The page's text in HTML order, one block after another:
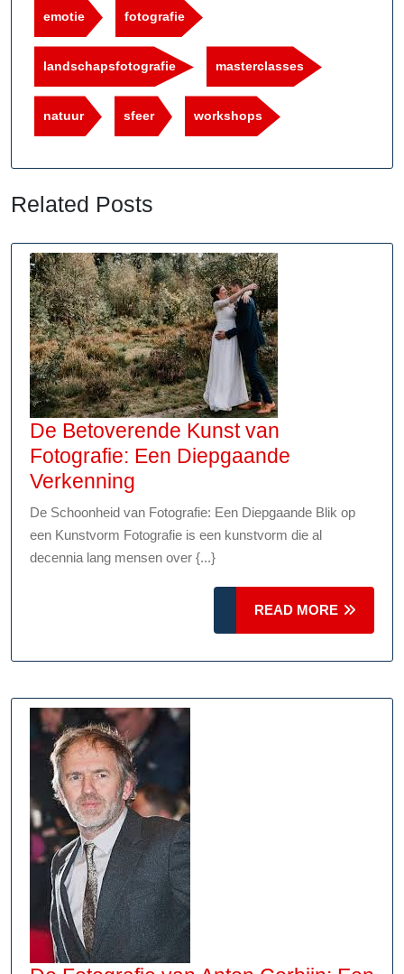
emotie fotografie
landschapsfotografie masterclasses
natuur sfeer workshops
Related Posts
De Betoverende Kunst van
Fotografie: Een Diepgaande
Verkenning
Betoverende
Kunst
van
Fotografie:
Diepgaande
Verkenning
De Schoonheid van Fotografie: Een Diepgaande Blik op
een Kunstvorm Fotografie is een kunstvorm die al
decennia lang mensen over {...}
READ MORE
MORE